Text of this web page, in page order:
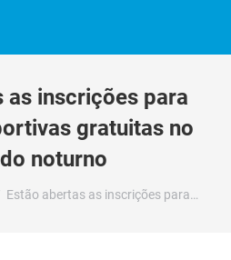
as inscrições para
gratuitas no
noturno
Estão abertas as inscrições para…